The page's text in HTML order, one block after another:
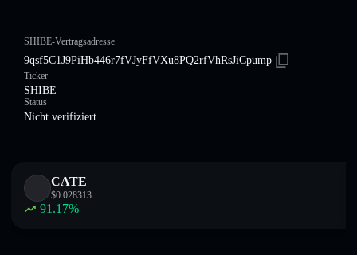
SHIBE-Vertragsadresse
9qsf5C1J9PiHb446r7fVJyFfVXu8PQ2rfVhRsJiCpump
Ticker
SHIBE
Status
Nicht verifiziert
CATE
$0.028313
91.17%